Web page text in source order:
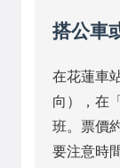
搭公車
在花蓮車
向），在
班。票價
要注意時